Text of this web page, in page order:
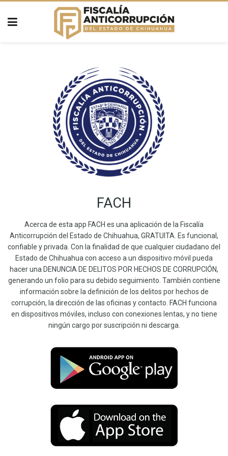
FACH
Acerca de esta app FACH es una aplicación de la Fiscalía
Anticorrupción del Estado de Chihuahua, GRATUITA. Es funcional,
confiable y privada. Con la finalidad de que cualquier ciudadano del
Estado de Chihuahua con acceso a un dispositivo móvil pueda
hacer una DENUNCIA DE DELITOS POR HECHOS DE CORRUPCIÓN,
generando un folio para su debido seguimiento. También contiene
información sobre la definición de los delitos por hechos de
corrupción, la dirección de las oficinas y contacto. FACH funciona
en dispositivos móviles, incluso con conexiones lentas, y no tiene
ningún cargo por suscripción ni descarga.